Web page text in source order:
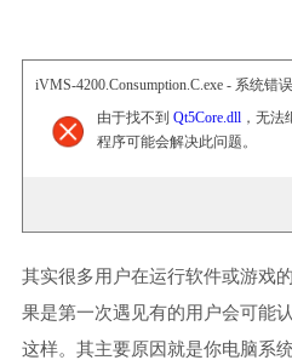
iVMS-4200.Consumption.C.exe - 系统错误
由于找不到 Qt5Core.dll，无法
程序可能会解决此问题。
其实很多用户在运行软件或游戏
果是第一次遇见有的用户会可能
这样。其主要原因就是你电脑系